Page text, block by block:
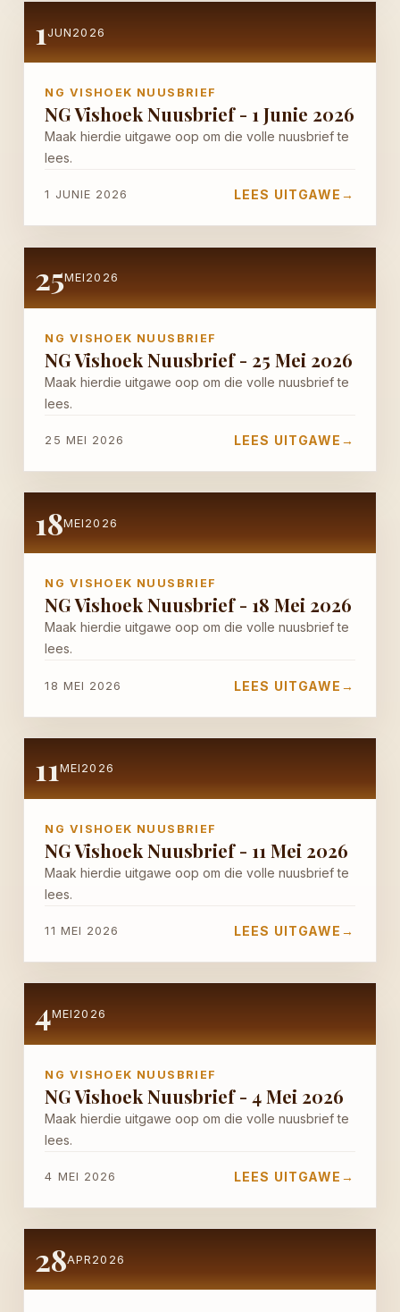
1JUN 2026
NG VISHOEK NUUSBRIEF
NG Vishoek Nuusbrief - 1 Junie 2026
Maak hierdie uitgawe oop om die volle nuusbrief te
lees.
1 JUNIE 2026 LEES UITGAWE →
25MEI 2026
NG VISHOEK NUUSBRIEF
NG Vishoek Nuusbrief - 25 Mei 2026
Maak hierdie uitgawe oop om die volle nuusbrief te
lees.
25 MEI 2026 LEES UITGAWE →
18MEI 2026
NG VISHOEK NUUSBRIEF
NG Vishoek Nuusbrief - 18 Mei 2026
Maak hierdie uitgawe oop om die volle nuusbrief te
lees.
18 MEI 2026 LEES UITGAWE →
11MEI 2026
NG VISHOEK NUUSBRIEF
NG Vishoek Nuusbrief - 11 Mei 2026
Maak hierdie uitgawe oop om die volle nuusbrief te
lees.
11 MEI 2026 LEES UITGAWE →
4MEI 2026
NG VISHOEK NUUSBRIEF
NG Vishoek Nuusbrief - 4 Mei 2026
Maak hierdie uitgawe oop om die volle nuusbrief te
lees.
4 MEI 2026 LEES UITGAWE →
28APR 2026